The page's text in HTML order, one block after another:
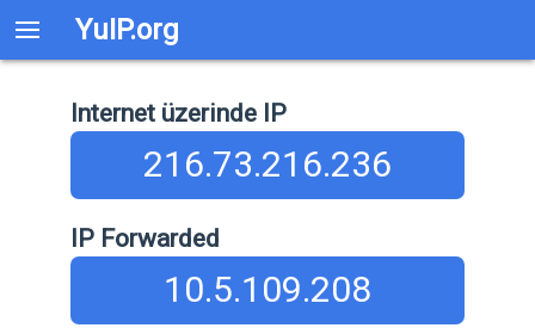
YuIP.org
Internet üzerinde IP
216.73.216.236
IP Forwarded
10.5.109.208